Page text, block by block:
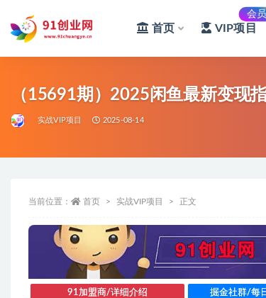
首页 VIP项目
会
（15691期）2025闲鱼最新变现
实战VIP项目 2025-08-14
当前位置： 首页 实战VIP项目 正文
91加盟商/详细介绍 掘金社群/每